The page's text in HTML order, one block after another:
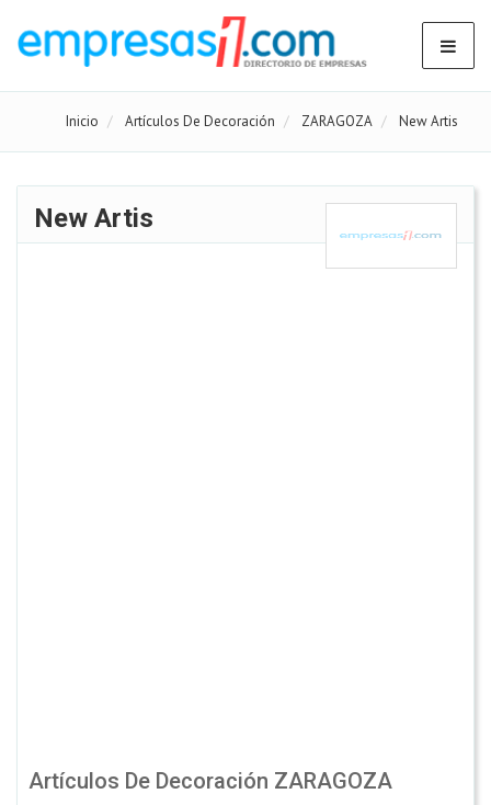
Inicio Artículos De Decoración ZARAGOZA New Artis
New Artis
Artículos De Decoración ZARAGOZA